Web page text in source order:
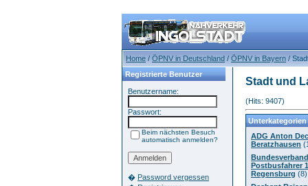
Home / ÖPNV in Deutschland / ÖPNV in Bayern /
Registrierte Benutzer
Benutzername:
Passwort:
Beim nächsten Besuch
automatisch anmelden?
� Password vergessen
Stadt und
(Hits: 9407)
Unterkategorien
ADG Anton
Beratzhausen
Postbusfahrer
Regensburg (8)